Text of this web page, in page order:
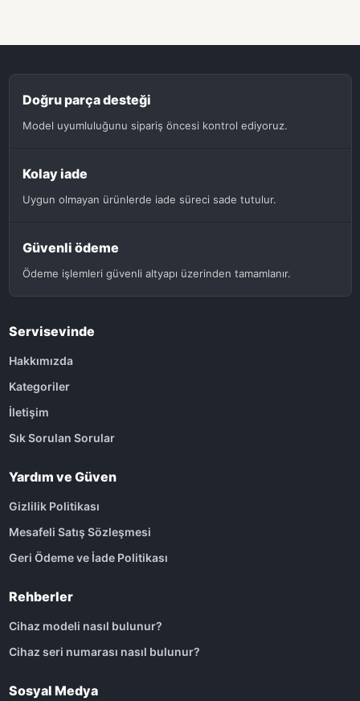
Doğru parça desteği
Model uyumluluğunu sipariş öncesi kontrol ediyoruz.
Kolay iade
Uygun olmayan ürünlerde iade süreci sade tutulur.
Güvenli ödeme
Ödeme işlemleri güvenli altyapı üzerinden tamamlanır.
Servisevinde
Hakkımızda
Kategoriler
İletişim
Sık Sorulan Sorular
Yardım ve Güven
Gizlilik Politikası
Mesafeli Satış Sözleşmesi
Geri Ödeme ve İade Politikası
Rehberler
Cihaz modeli nasıl bulunur?
Cihaz seri numarası nasıl bulunur?
Sosyal Medya